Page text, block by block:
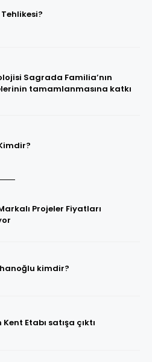
Sagrada Familia’nın
tamamlanmasına katkı
Projeler Fiyatları
kimdir?
Etabı satışa çıktı